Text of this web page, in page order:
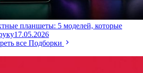
планшеты: 5 моделей, которые
17.05.2026
все Подборки